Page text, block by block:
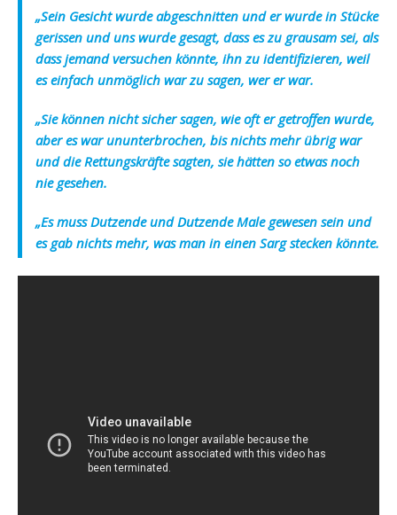
„Sein Gesicht wurde abgeschnitten und er wurde in Stücke
gerissen und uns wurde gesagt, dass es zu grausam sei, als
dass jemand versuchen könnte, ihn zu identifizieren, weil
es einfach unmöglich war zu sagen, wer er war.
„Sie können nicht sicher sagen, wie oft er getroffen wurde,
aber es war ununterbrochen, bis nichts mehr übrig war
und die Rettungskräfte sagten, sie hätten so etwas noch
nie gesehen.
„Es muss Dutzende und Dutzende Male gewesen sein und
es gab nichts mehr, was man in einen Sarg stecken könnte.